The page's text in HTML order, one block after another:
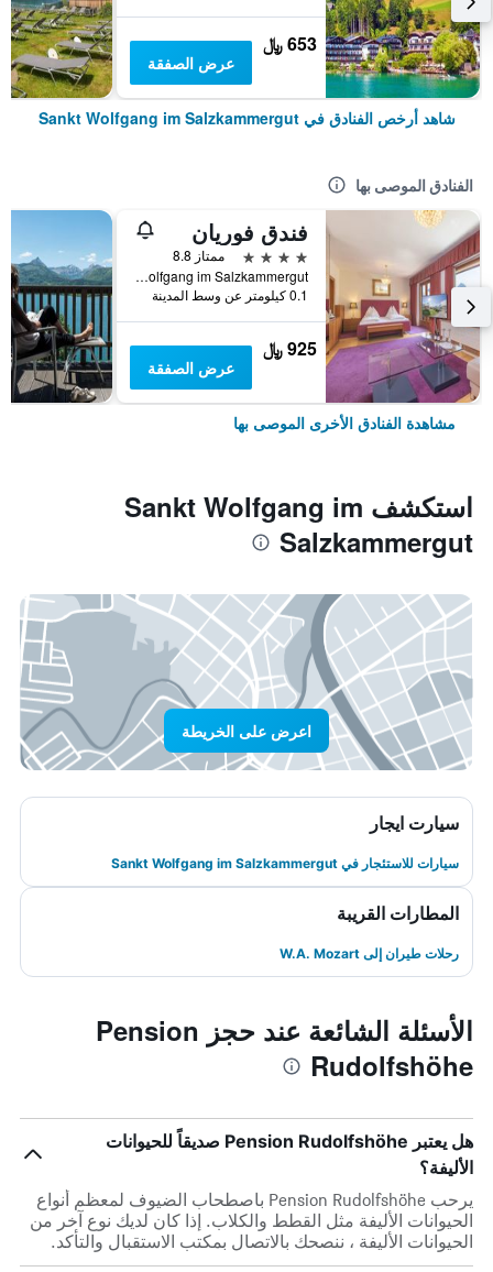
653 ﷼
عرض الصفقة
شاهد أرخص الفنادق في Sankt Wolfgang im Salzkammergut
الفنادق الموصى بها
فندق فوريان
4 نجوم
ممتاز 8.8
Markt 196, Sankt Wolfgang im Salzkammergut, النمسا العليا, النمسا
0.1 كيلومتر عن وسط المدينة
925 ﷼
عرض الصفقة
مشاهدة الفنادق الأخرى الموصى بها
استكشف Sankt Wolfgang im
Salzkammergut
اعرض على الخريطة
سيارت ايجار
سيارات للاستئجار في Sankt Wolfgang im Salzkammergut
المطارات القريبة
رحلات طيران إلى W.A. Mozart
الأسئلة الشائعة عند حجز Pension
Rudolfshöhe
هل يعتبر Pension Rudolfshöhe صديقاً للحيوانات
الأليفة؟
يرحب Pension Rudolfshöhe باصطحاب الضيوف لمعظم أنواع
الحيوانات الأليفة مثل القطط والكلاب. إذا كان لديك نوع آخر من
الحيوانات الأليفة ، ننصحك بالاتصال بمكتب الاستقبال والتأكد.